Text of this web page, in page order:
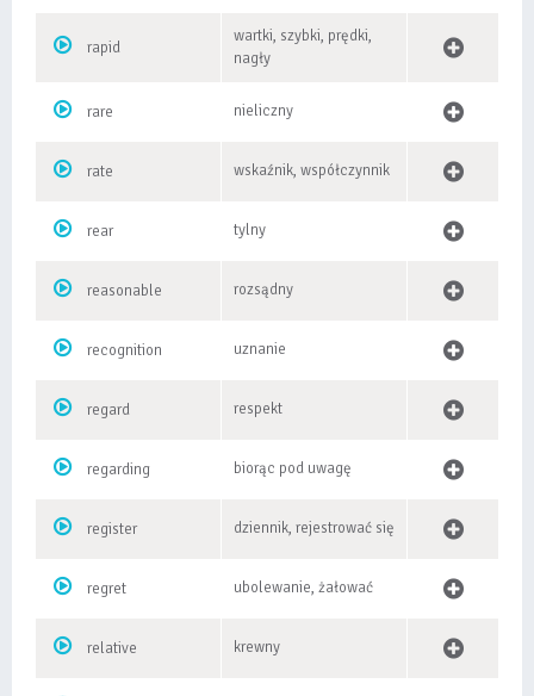
rapid
wartki, szybki, prędki,
nagły
rare nieliczny
rate wskaźnik, współczynnik
rear tylny
reasonable rozsądny
recognition uznanie
regard respekt
regarding biorąc pod uwagę
register dziennik, rejestrować się
regret ubolewanie, żałować
relative krewny